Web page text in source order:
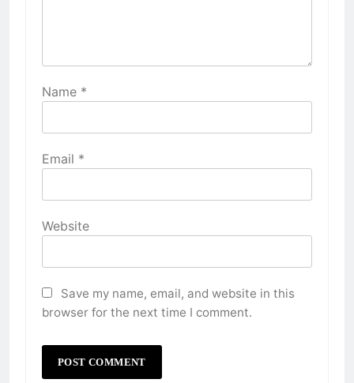
Name *
Email *
Website
Save my name, email, and website in this
browser for the next time I comment.